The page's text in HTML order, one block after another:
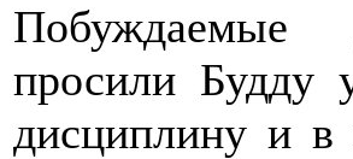
Побуждаемые
просили Будду
дисциплину и в